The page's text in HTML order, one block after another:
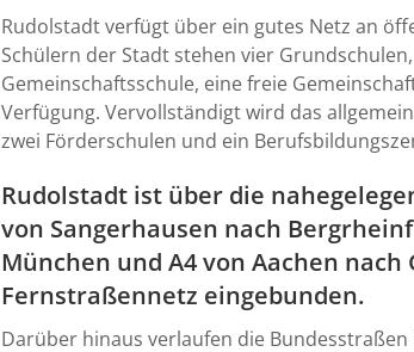
Rudolstadt verfügt über ein gutes Netz an
Schülern der Stadt stehen vier
Gemeinschaftsschule, eine freie
Verfügung. Vervollständigt wird das
zwei Förderschulen und ein
Rudolstadt ist über die
von Sangerhausen nach
München und A4 von Aachen nach
Fernstraßennetz eingebunden.
Darüber hinaus verlaufen die Bundesstraßen